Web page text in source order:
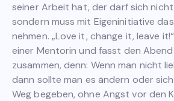
seiner Arbeit hat, der darf sich
sondern muss mit Eigeninitiative
nehmen. „Love it, change it, leave
einer Mentorin und fasst den
zusammen, denn: Wenn man nicht
dann sollte man es ändern oder
Weg begeben, ohne Angst vor den